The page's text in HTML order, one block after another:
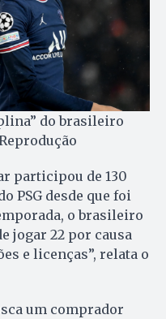
do brasileiro
participou de 130
PSG desde que foi
o brasileiro
jogar 22 por causa
e licenças”, relata o
um comprador